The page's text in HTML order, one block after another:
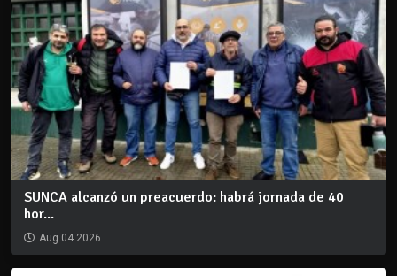
SUNCA alcanzó un preacuerdo: habrá jornada de 40
hor...
Aug 04 2026